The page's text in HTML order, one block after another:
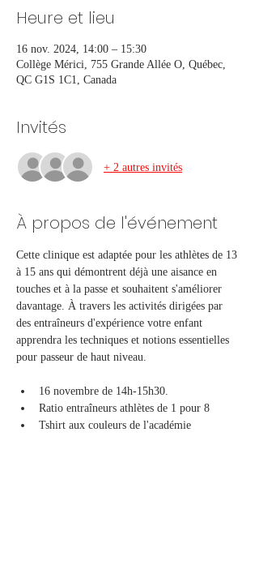
Heure et lieu
16 nov. 2024, 14:00 – 15:30
Collège Mérici, 755 Grande Allée O, Québec,
QC G1S 1C1, Canada
Invités
+ 2 autres invités
À propos de l'événement
Cette clinique est adaptée pour les athlètes de 13
à 15 ans qui démontrent déjà une aisance en
touches et à la passe et souhaitent s'améliorer
davantage. À travers les activités dirigées par
des entraîneurs d'expérience votre enfant
apprendra les techniques et notions essentielles
pour passeur de haut niveau.
16 novembre de 14h-15h30.
Ratio entraîneurs athlètes de 1 pour 8
Tshirt aux couleurs de l'académie